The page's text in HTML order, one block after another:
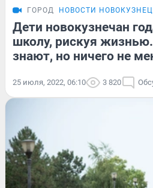
ГОРОД НОВОСТИ
Дети новокузнечан
школу, рискуя
знают, но ничего не
25 июля, 2022, 06:10 3 820